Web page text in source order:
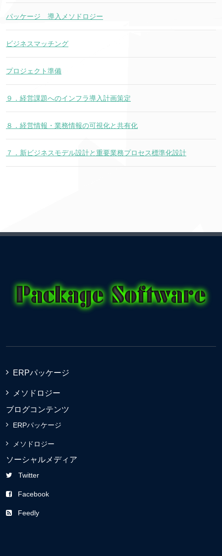
パッケージ 導入メソドロジー
ビジネスマッチング
プロジェクト準備
９．経営課題へのインフラ導入計画策定
８．経営情報・業務情報の可視化と共有化
７．新ビジネスモデル設計と重要業務プロセス標準化設計
ERPパッケージ
メソドロジー
ブログコンテンツ
ERPパッケージ
メソドロジー
ソーシャルメディア
Twitter
Facebook
Feedly